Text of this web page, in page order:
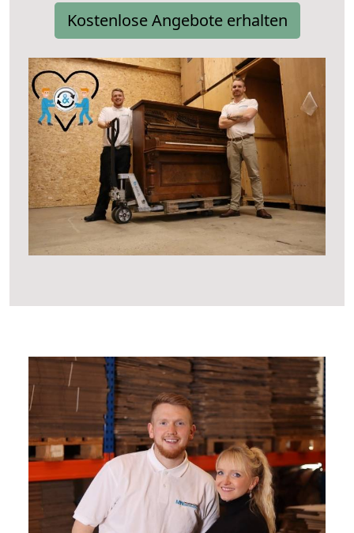
Kostenlose Angebote erhalten